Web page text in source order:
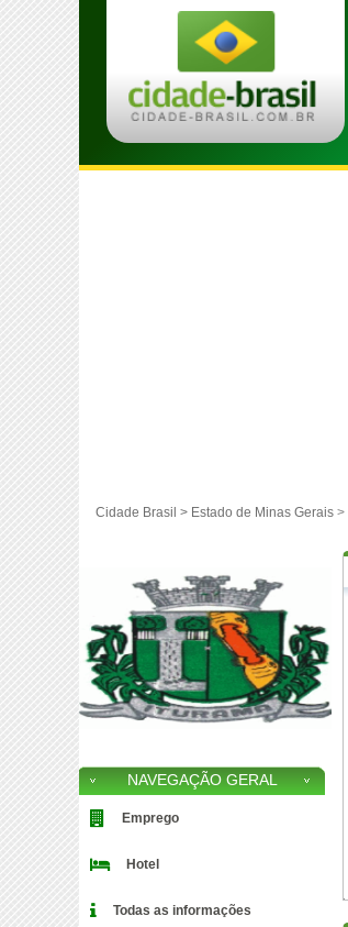
Cidade Brasil > Estado de Minas Gerais >
NAVEGAÇÃO GERAL
Emprego
Hotel
Todas as informações